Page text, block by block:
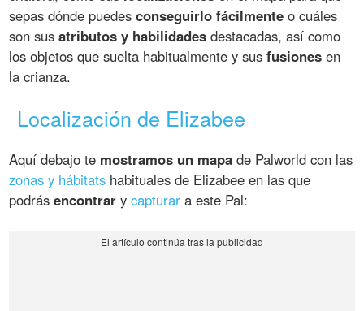
sepas dónde puedesconseguirlo fácilmente o cuáles
son susatributos y habilidades destacadas, así como
los objetos que suelta habitualmente y susfusiones en
la crianza.
Localización de Elizabee
Aquí debajo te mostramos un mapa de Palworld con las
zonas y hábitats habituales de Elizabee en las que
podrásencontrar ycapturar a este Pal: